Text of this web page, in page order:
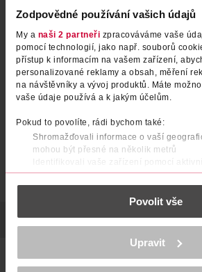
Zodpovědné používání vašich údajů
My a naši 2 partneři zpracováváme vaše
pomocí technologií, jako např. souborů
přístup k informacím na vašem zařízení,
personalizované reklamy a obsah, měření
na návštěvníky a vývoj produktů. Máte
vaše údaje používá a k jakým účelům.
Pokud to povolíte, rádi bychom také:
Shromažďovali informace o vaší
mohou být přesné na několik metrů
Identifikovali vaše zařízení pomocí
konkrétní charakteristiky (otisk prstu)
Zjistěte více o tom, jak zpracováváme vaše
části s podrobnostmi . Svůj
K provozu stránek, personalizaci obsahu a
médií, analýze návštěvnosti, které mohou
Více najdete vprohlášení o ochraně
Povolit vše
Upravit
POPIS POUŽITÍ SLOŽENÍ
textuře a tónu pleti. 100% sama